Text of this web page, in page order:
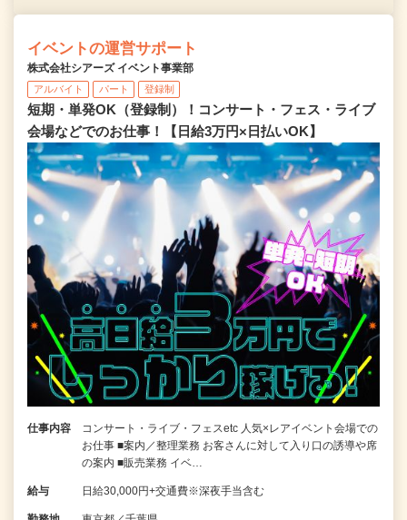
イベントの運営サポート
株式会社シアーズ イベント事業部
アルバイト パート 登録制
短期・単発OK（登録制）！コンサート・フェス・ライブ
会場などでのお仕事！【日給3万円×日払いOK】
仕事内容
コンサート・ライブ・フェスetc 人気×レアイベント会場での
お仕事 ■案内／整理業務 お客さんに対して入り口の誘導や席
の案内 ■販売業務 イベ…
給与 日給30,000円+交通費※深夜手当含む